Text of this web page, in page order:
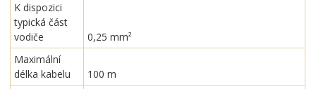
K dispozici
typická část
vodiče
0,25 mm²
Maximální
délka kabelu
100 m